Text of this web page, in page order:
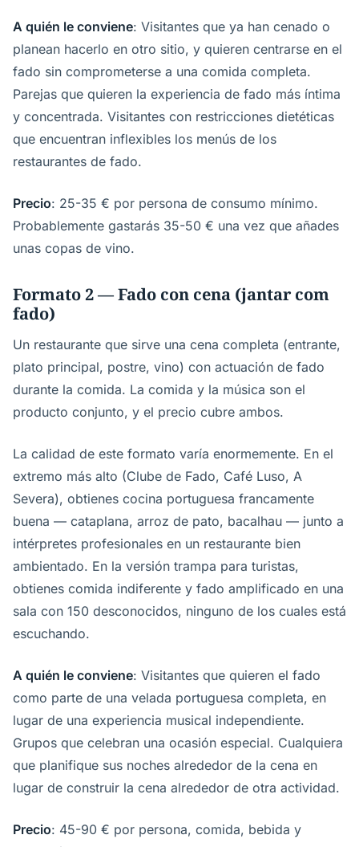
A quién le conviene: Visitantes que ya han cenado o
planean hacerlo en otro sitio, y quieren centrarse en el
fado sin comprometerse a una comida completa.
Parejas que quieren la experiencia de fado más íntima
y concentrada. Visitantes con restricciones dietéticas
que encuentran inflexibles los menús de los
restaurantes de fado.
Precio: 25-35 € por persona de consumo mínimo.
Probablemente gastarás 35-50 € una vez que añades
unas copas de vino.
Formato 2 — Fado con cena (jantar com
fado)
Un restaurante que sirve una cena completa (entrante,
plato principal, postre, vino) con actuación de fado
durante la comida. La comida y la música son el
producto conjunto, y el precio cubre ambos.
La calidad de este formato varía enormemente. En el
extremo más alto (Clube de Fado, Café Luso, A
Severa), obtienes cocina portuguesa francamente
buena — cataplana, arroz de pato, bacalhau — junto a
intérpretes profesionales en un restaurante bien
ambientado. En la versión trampa para turistas,
obtienes comida indiferente y fado amplificado en una
sala con 150 desconocidos, ninguno de los cuales está
escuchando.
A quién le conviene: Visitantes que quieren el fado
como parte de una velada portuguesa completa, en
lugar de una experiencia musical independiente.
Grupos que celebran una ocasión especial. Cualquiera
que planifique sus noches alrededor de la cena en
lugar de construir la cena alrededor de otra actividad.
Precio: 45-90 € por persona, comida, bebida y